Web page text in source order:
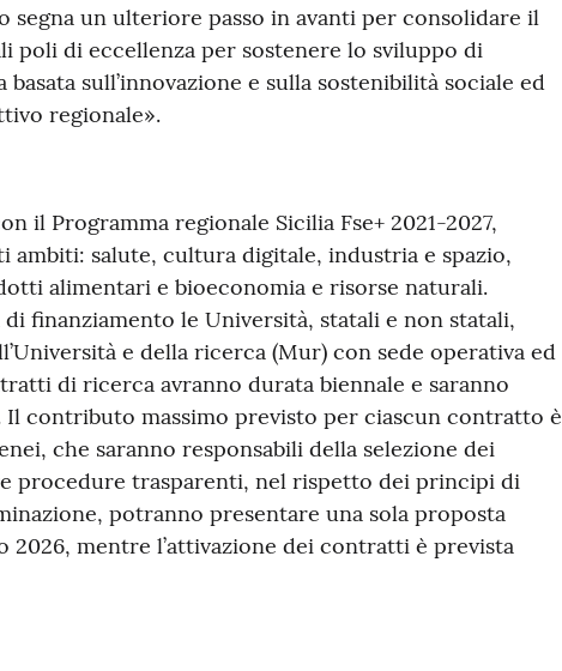
segna un ulteriore passo in avanti per consolidare il
poli di eccellenza per sostenere lo sviluppo di
basata sull’innovazione e sulla sostenibilità sociale ed
regionale».
il Programma regionale Sicilia Fse+ 2021-2027,
ambiti: salute, cultura digitale, industria e spazio,
alimentari e bioeconomia e risorse naturali.
finanziamento le Università, statali e non statali,
e della ricerca (Mur) con sede operativa ed
di ricerca avranno durata biennale e saranno
contributo massimo previsto per ciascun contratto è
che saranno responsabili della selezione dei
procedure trasparenti, nel rispetto dei principi di
potranno presentare una sola proposta
2026, mentre l’attivazione dei contratti è prevista